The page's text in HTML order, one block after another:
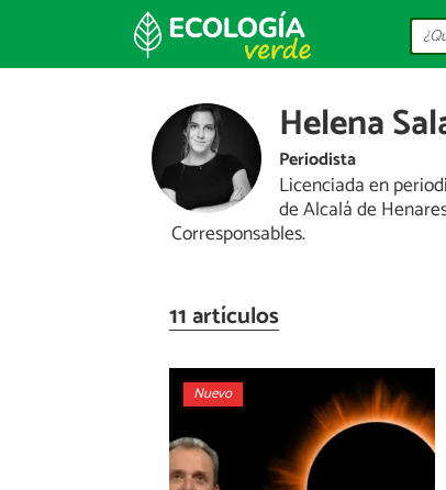
Helena
Periodista
Licenciada en
de Alcalá de
Corresponsables.
11 artículos
Nuevo